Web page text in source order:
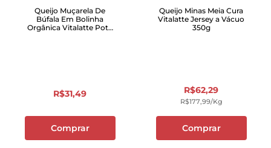
Queijo Muçarela De
Búfala Em Bolinha
Orgânica Vitalatte Pote
R$31,49
Comprar
Queijo Minas Meia Cura
Vitalatte Jersey a Vácuo
350g
R$62,29
R$177,99/kg
Comprar